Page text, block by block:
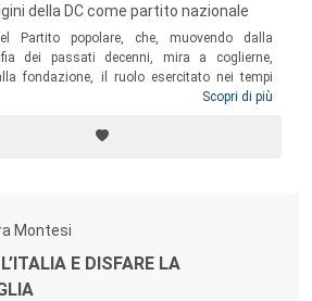
della DC come partito nazionale
Partito popolare, che, muovendo dalla
dei passati decenni, mira a coglierne,
fondazione, il ruolo esercitato nei tempi
d’Italia. Il popolarismo meridionale
quel cattolicesimo politico che, nel corso del
tutte le diverse aree regionali del Paese
Scopri di più
Montesi
E DISFARE LA